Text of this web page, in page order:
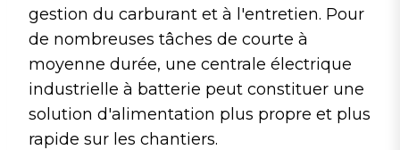
gestion du carburant et à l'entretien. Pour
de nombreuses tâches de courte à
moyenne durée, une centrale électrique
industrielle à batterie peut constituer une
solution d'alimentation plus propre et plus
rapide sur les chantiers.